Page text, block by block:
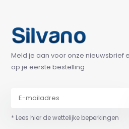
Meld je aan voor onze nieuwsbrief
op je eerste bestelling
* Lees hier de wettelijke beperkingen